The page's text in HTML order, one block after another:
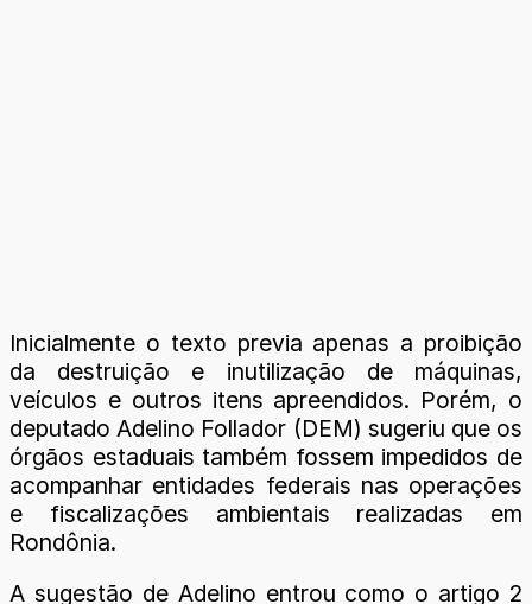
Inicialmente o texto previa apenas a proibição
da destruição e inutilização de máquinas,
veículos e outros itens apreendidos. Porém, o
deputado Adelino Follador (DEM) sugeriu que os
órgãos estaduais também fossem impedidos de
acompanhar entidades federais nas operações
e fiscalizações ambientais realizadas em
Rondônia.
A sugestão de Adelino entrou como o artigo 2